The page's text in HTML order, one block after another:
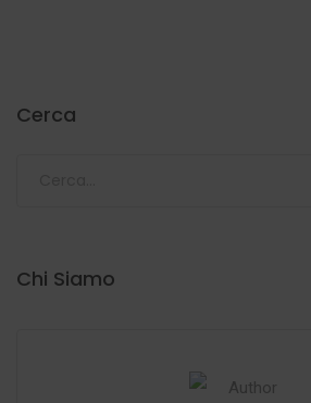
Cerca
Chi Siamo